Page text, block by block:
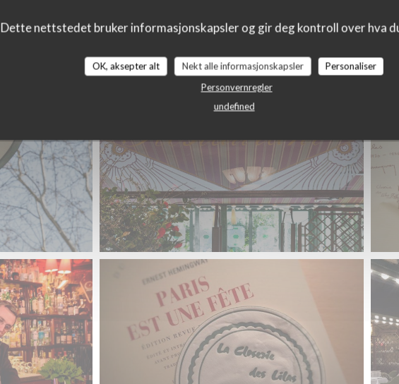
Dette nettstedet bruker informasjonskapsler og gir deg kontroll over hva
OK, aksepter alt Nekt alle informasjonskapsler
Personaliser
Personvernregler
undefined